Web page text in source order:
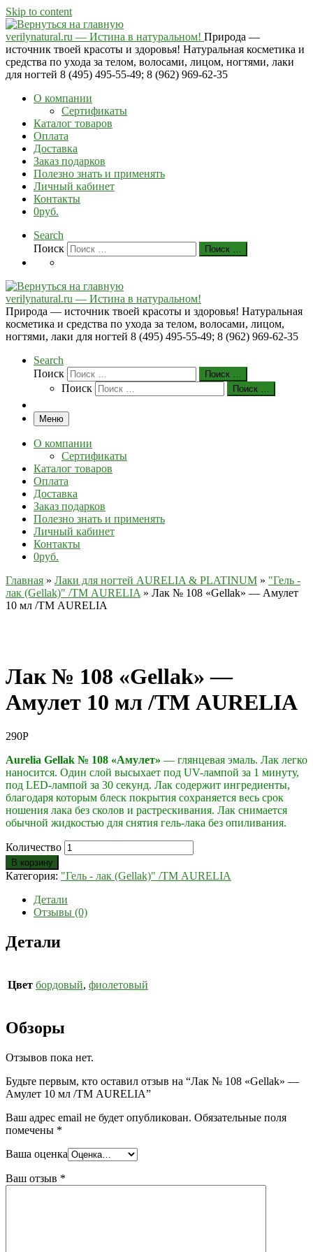
Skip to content
verilynatural.ru — Истина в натуральном! Природа —
источник твоей красоты и здоровья! Натуральная косметика и
средства по ухода за телом, волосами, лицом, ногтями, лаки
для ногтей 8 (495) 495-55-49; 8 (962) 969-62-35
О компании
Сертификаты
Каталог товаров
Оплата
Доставка
Заказ подарков
Полезно знать и применять
Личный кабинет
Контакты
0руб.
Search
Поиск
Поиск …
verilynatural.ru — Истина в натуральном!
Природа — источник твоей красоты и здоровья! Натуральная
косметика и средства по ухода за телом, волосами, лицом,
ногтями, лаки для ногтей 8 (495) 495-55-49; 8 (962) 969-62-35
Search
Поиск
Поиск …
Поиск Поиск …
Меню
О компании
Сертификаты
Каталог товаров
Оплата
Доставка
Заказ подарков
Полезно знать и применять
Личный кабинет
Контакты
0руб.
Главная » Лаки для ногтей AURELIA & PLATINUM » "Гель -
лак (Gellak)" /ТМ AURELIA » Лак № 108 «Gellak» — Амулет
10 мл /ТМ AURELIA
Лак № 108 «Gellak» —
Амулет 10 мл /ТМ AURELIA
290Р
Aurelia Gellak № 108 «Амулет» — глянцевая эмаль. Лак легко
наносится. Один слой высыхает под UV-лампой за 1 минуту,
под LED-лампой за 30 секунд. Лак содержит ингредиенты,
благодаря которым блеск покрытия сохраняется весь срок
ношения лака без сколов и растрескивания. Лак снимается
обычной жидкостью для снятия гель-лака без опиливания.
Количество
В корзину
Категория: "Гель - лак (Gellak)" /ТМ AURELIA
Детали
Отзывы (0)
Детали
Цвет бордовый, фиолетовый
Обзоры
Отзывов пока нет.
Будьте первым, кто оставил отзыв на “Лак № 108 «Gellak» —
Амулет 10 мл /ТМ AURELIA”
Ваш адрес email не будет опубликован. Обязательные поля
помечены *
Ваша оценка
Ваш отзыв *